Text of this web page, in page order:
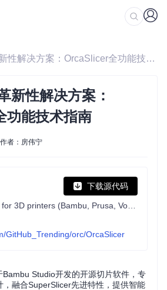
/ 3D打印切片革新性解决方案：OrcaSlicer全功能技术指南
新性解决方案：
功能技术指南
作者：房伟宁
下载源代码
GitHub_Trending/orc/OrcaSlicer
Studio开发的开源切片软件，专
，融合SuperSlicer先进特性，提供智能